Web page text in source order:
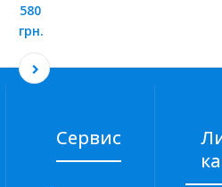
580
грн.
Сервис